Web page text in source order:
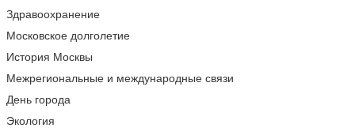
Здравоохранение
Московское долголетие
История Москвы
Межрегиональные и международные связи
День города
Экология